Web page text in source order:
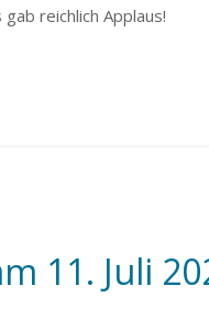
reichlich Applaus!
11. Juli